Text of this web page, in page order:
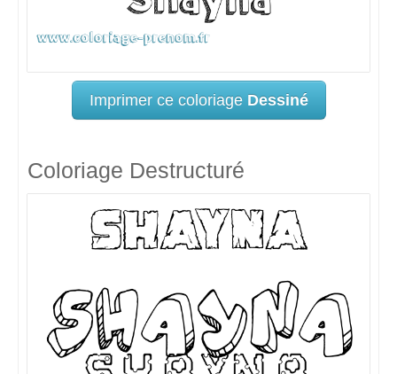
Imprimer ce coloriage Dessiné
Coloriage Destructuré